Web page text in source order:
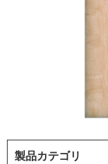
製品カテゴリ